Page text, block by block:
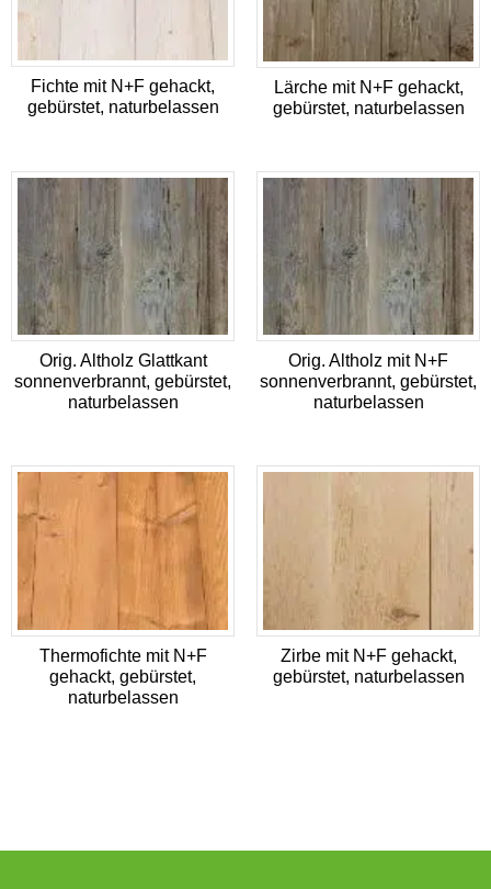
Fichte mit N+F gehackt,
gebürstet, naturbelassen
Lärche mit N+F gehackt,
gebürstet, naturbelassen
Orig. Altholz Glattkant
sonnenverbrannt, gebürstet,
naturbelassen
Orig. Altholz mit N+F
sonnenverbrannt, gebürstet,
naturbelassen
Thermofichte mit N+F
gehackt, gebürstet,
naturbelassen
Zirbe mit N+F gehackt,
gebürstet, naturbelassen